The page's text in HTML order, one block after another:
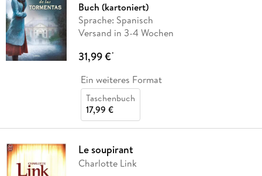
Buch (kartoniert)
Sprache: Spanisch
Versand in 3-4 Wochen
31,99 €*
Ein weiteres Format
Taschenbuch
17,99 €
Le soupirant
Charlotte Link